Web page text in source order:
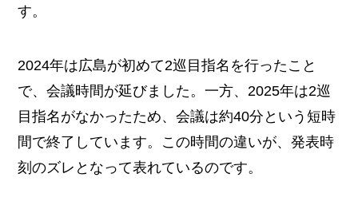
す。
2024年は広島が初めて2巡目指名を行ったこと
で、会議時間が延びました。一方、2025年は2巡
目指名がなかったため、会議は約40分という短時
間で終了しています。この時間の違いが、発表時
刻のズレとなって表れているのです。